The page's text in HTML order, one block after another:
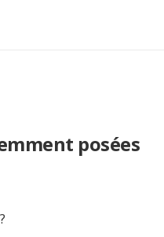
posées